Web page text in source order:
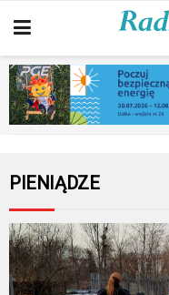
PIENIĄDZE